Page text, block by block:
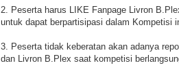
2. Peserta harus LIKE Fanpage Livron
untuk dapat berpartisipasi dalam Kompetisi
3. Peserta tidak keberatan akan adanya
dan Livron B.Plex saat kompetisi